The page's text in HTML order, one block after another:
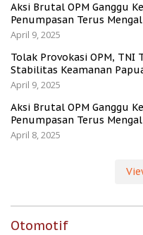
Aksi Brutal OPM Ganggu
Penumpasan Terus
April 9, 2025
Tolak Provokasi OPM, TNI
Stabilitas Keamanan
April 9, 2025
Aksi Brutal OPM Ganggu
Penumpasan Terus
April 8, 2025
Otomotif